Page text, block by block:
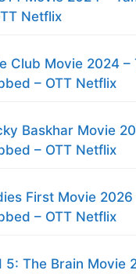
Netflix
Club Movie 2024 –
– OTT Netflix
Baskhar Movie
– OTT Netflix
First Movie 2026
– OTT Netflix
5: The Brain Movie